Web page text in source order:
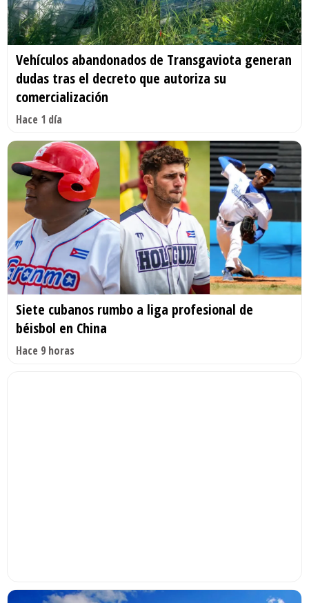
Vehículos abandonados de Transgaviota generan
dudas tras el decreto que autoriza su
comercialización
Hace 1 día
Siete cubanos rumbo a liga profesional de
béisbol en China
Hace 9 horas